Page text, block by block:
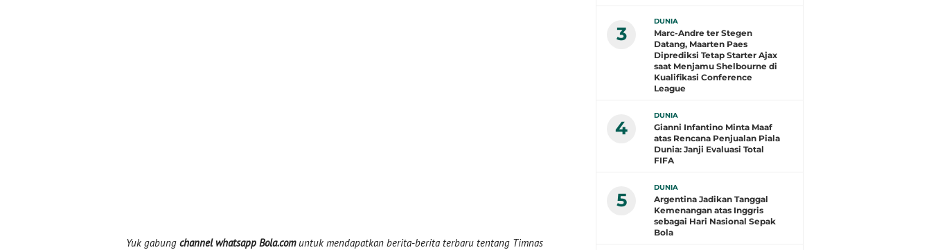
Yuk gabung channel whatsapp Bola.comuntuk mendapatkan berita-berita terbaru tentang Timnas
3
DUNIA
Marc-Andre ter Stegen
Datang, Maarten Paes
Diprediksi Tetap Starter Ajax
saat Menjamu Shelbourne di
Kualifikasi Conference
League
4
DUNIA
Gianni Infantino Minta Maaf
atas Rencana Penjualan Piala
Dunia: Janji Evaluasi Total
FIFA
5
DUNIA
Argentina Jadikan Tanggal
Kemenangan atas Inggris
sebagai Hari Nasional Sepak
Bola